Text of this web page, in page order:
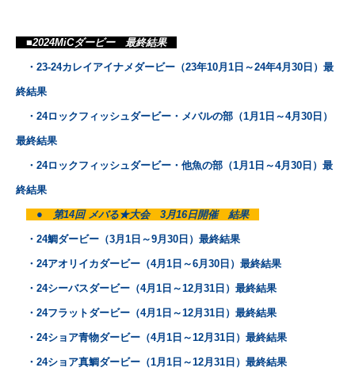
■2024MiCダービー 最終結果
・23-24カレイアイナメダービー（23年10月1日～24年4月30日）最
終結果
・24ロックフィッシュダービー・メバルの部（1月1日～4月30日）
最終結果
・24ロックフィッシュダービー・他魚の部（1月1日～4月30日）最
終結果
● 第14回 メバる★大会 3月16日開催 結果
・24鯛ダービー（3月1日～9月30日）最終結果
・24アオリイカダービー（4月1日～6月30日）最終結果
・24シーバスダービー （4月1日～12月31日 ）最終結果
・24フラットダービー （4月1日～12月31日 ）最終結果
・24ショア青物ダービー （4月1日～12月31日 ）最終結果
・24ショア真鯛ダービー （1月1日～12月31日 ）最終結果